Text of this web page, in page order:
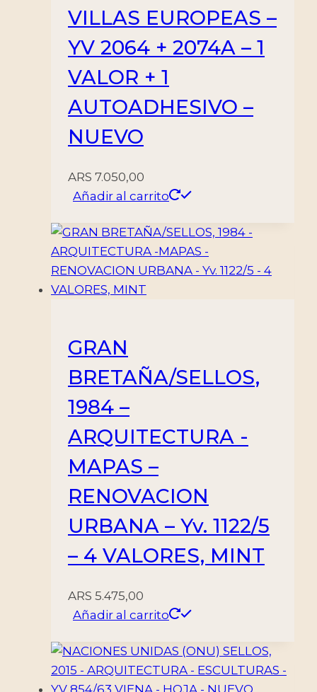
VILLAS EUROPEAS –
YV 2064 + 2074A – 1
VALOR + 1
AUTOADHESIVO –
NUEVO
ARS 7.050,00
Añadir al carrito
GRAN
BRETAÑA/SELLOS,
1984 –
ARQUITECTURA -
MAPAS –
RENOVACION
URBANA – Yv. 1122/5
– 4 VALORES, MINT
ARS 5.475,00
Añadir al carrito